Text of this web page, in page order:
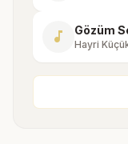
music_note Gözüm
Hayri